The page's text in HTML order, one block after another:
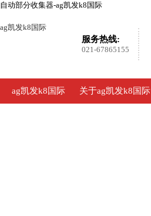
自动部分收集器-ag凯发k8国际
ag凯发k8国际
服务热线:
021-67865155
ag凯发k8国际 关于ag凯发k8国际